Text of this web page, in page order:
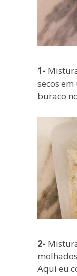
1-
secos
buraco
2-
Aqui eu